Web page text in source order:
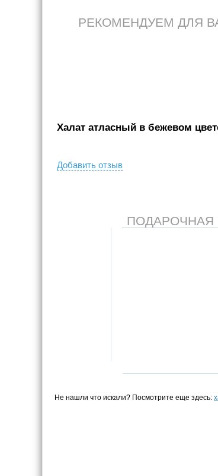
РЕКОМЕНДУЕМ ДЛЯ
Халат атласный в бежевом
Добавить отзыв
ПОДАРОЧНАЯ
Не нашли что искали? Посмотрите еще здесь: